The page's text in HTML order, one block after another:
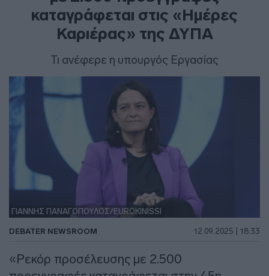
καταγράφεται στις «Ημέρες
Καριέρας» της ΔΥΠΑ
Τι ανέφερε η υπουργός Εργασίας
ΓΙΑΝΝΗΣ ΠΑΝΑΓΟΠΟΥΛΟΣ/EUROKINISSI
DEBATER NEWSROOM 12.09.2025 | 18:33
«Ρεκόρ προσέλευσης με 2.500